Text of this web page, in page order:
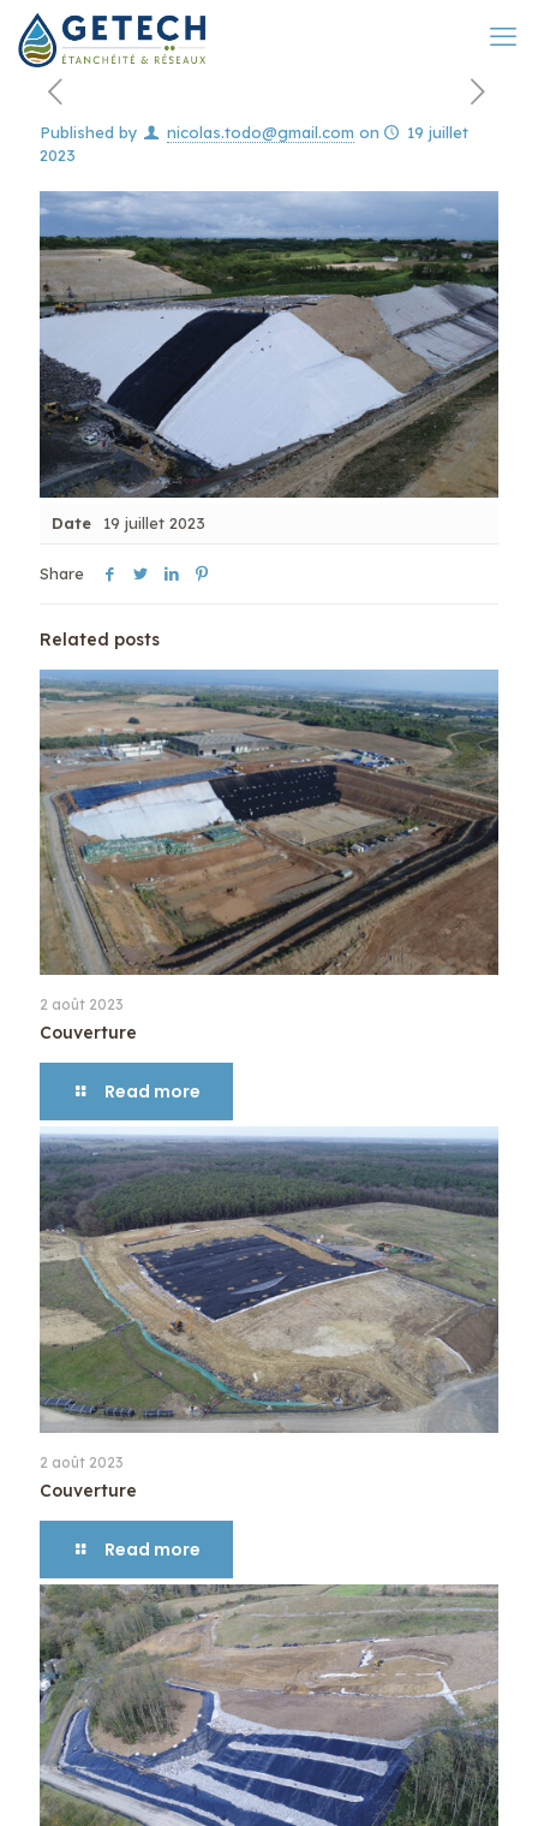
Published by nicolas.todo@gmail.com on
19 juillet
2023
Date 19 juillet 2023
Share
Related posts
2 août 2023
Couverture
Read more
2 août 2023
Couverture
Read more